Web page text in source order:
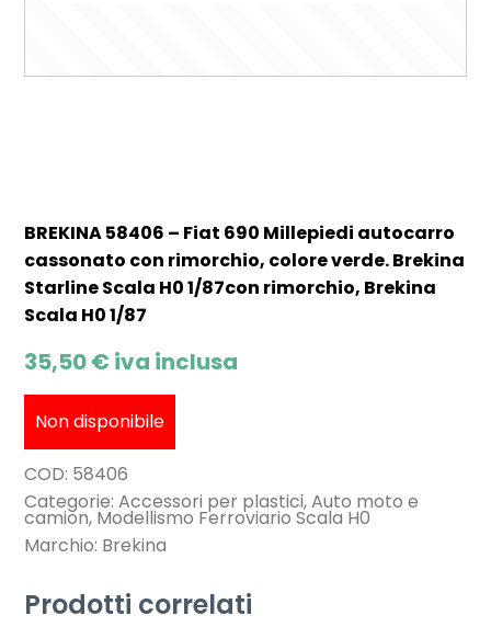
BREKINA 58406 – Fiat 690 Millepiedi autocarro
cassonato con rimorchio, colore verde. Brekina
Starline Scala H0 1/87con rimorchio, Brekina
Scala H0 1/87
35,50€ iva inclusa
Non disponibile
COD: 58406
Categorie:Accessori per plastici,Auto moto e
camion, Modellismo Ferroviario Scala H0
Marchio: Brekina
Prodotti correlati